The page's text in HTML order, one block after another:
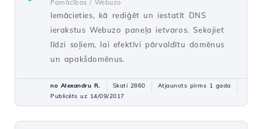
Pamācības / Webuzo
Iemācieties, kā rediģēt un iestatīt DNS
ierakstus Webuzo paneļa ietvaros. Sekojiet
līdzi soļiem, lai efektīvi pārvaldītu domēnus
un apakšdomēnus.
no Alexandru R. Skati 2860
Atjaunots pirms 1 gada
Publicēts uz 14/09/2017